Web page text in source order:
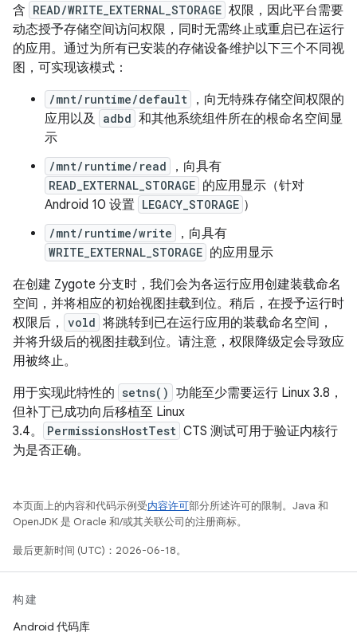
含 READ/WRITE_EXTERNAL_STORAGE 权限，因此平台需要
动态授予存储空间访问权限，同时无需终止或重启已在运行
的应用。通过为所有已安装的存储设备维护以下三个不同视
图，可实现该模式：
/mnt/runtime/default
，向无特殊存储空间权限的
应用以及 adbd 和其他系统组件所在的根命名空间显
示
/mnt/runtime/read ，向具有
READ_EXTERNAL_STORAGE 的应用显示（针对
Android 10 设置 LEGACY_STORAGE ）
/mnt/runtime/write ，向具有
WRITE_EXTERNAL_STORAGE 的应用显示
在创建 Zygote 分支时，我们会为各运行应用创建装载命名
空间，并将相应的初始视图挂载到位。稍后，在授予运行时
权限后，
vold 将跳转到已在运行应用的装载命名空间，
并将升级后的视图挂载到位。请注意，权限降级定会导致应
用被终止。
用于实现此特性的 setns() 功能至少需要运行 Linux 3.8，
但补丁已成功向后移植至 Linux
3.4。
PermissionsHostTest CTS 测试可用于验证内核行
为是否正确。
本页面上的内容和代码示例受内容许可部分所述许可的限制。Java 和
OpenJDK 是 Oracle 和/或其关联公司的注册商标。
最后更新时间 (UTC)：2026-06-18。
构建
Android 代码库